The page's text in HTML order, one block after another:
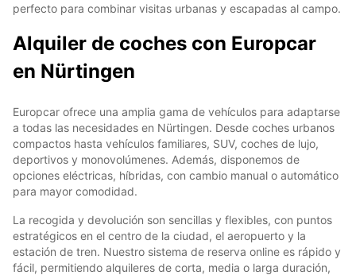
perfecto para combinar visitas urbanas y escapadas al campo.
Alquiler de coches con Europcar
en Nürtingen
Europcar ofrece una amplia gama de vehículos para adaptarse
a todas las necesidades en Nürtingen. Desde coches urbanos
compactos hasta vehículos familiares, SUV, coches de lujo,
deportivos y monovolúmenes. Además, disponemos de
opciones eléctricas, híbridas, con cambio manual o automático
para mayor comodidad.
La recogida y devolución son sencillas y flexibles, con puntos
estratégicos en el centro de la ciudad, el aeropuerto y la
estación de tren. Nuestro sistema de reserva online es rápido y
fácil, permitiendo alquileres de corta, media o larga duración,